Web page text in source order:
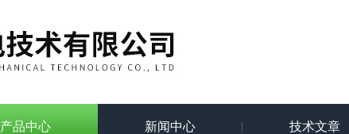
产品中心 新闻中心 技术文章